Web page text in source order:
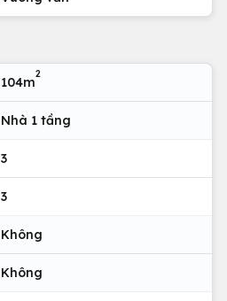
104m
2
Nhà 1 tầng
3
3
Không
Không